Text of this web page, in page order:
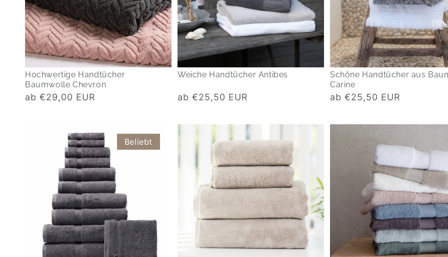
Hochwertige Handtücher
Baumwolle Chevron
Normaler
ab €29,00 EUR
Weiche Handtücher Antibes
Normaler
ab €25,50 EUR
Schöne Handtücher aus
Carine
Normaler
ab €25,50 EUR
Beliebt